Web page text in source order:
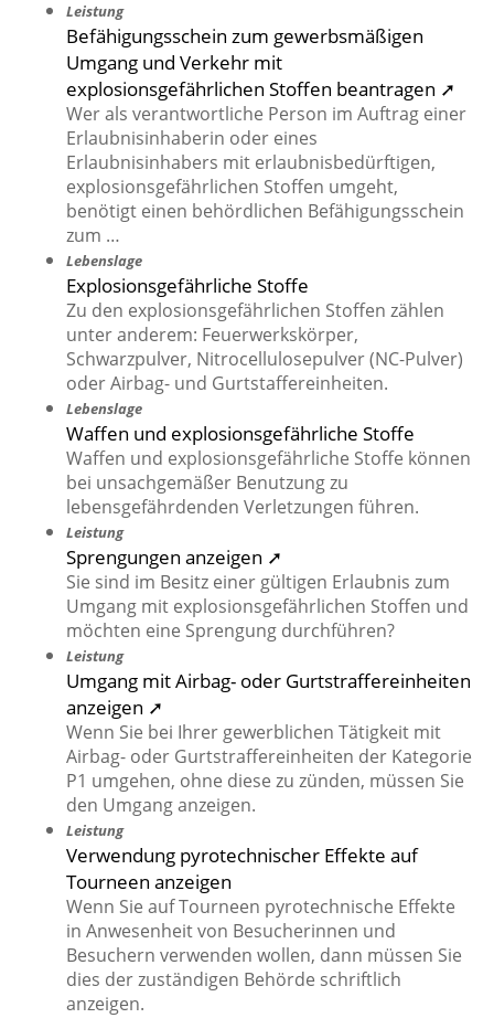
Leistung
Befähigungsschein zum gewerbsmäßigen
Umgang und Verkehr mit
explosionsgefährlichen Stoffen beantragen ➚
Wer als verantwortliche Person im Auftrag einer
Erlaubnisinhaberin oder eines
Erlaubnisinhabers mit erlaubnisbedürftigen,
explosionsgefährlichen Stoffen umgeht,
benötigt einen behördlichen Befähigungsschein
zum …
Lebenslage
Explosionsgefährliche Stoffe
Zu den explosionsgefährlichen Stoffen zählen
unter anderem: Feuerwerkskörper,
Schwarzpulver, Nitrocellulosepulver (NC-Pulver)
oder Airbag- und Gurtstaffereinheiten.
Lebenslage
Waffen und explosionsgefährliche Stoffe
Waffen und explosionsgefährliche Stoffe können
bei unsachgemäßer Benutzung zu
lebensgefährdenden Verletzungen führen.
Leistung
Sprengungen anzeigen ➚
Sie sind im Besitz einer gültigen Erlaubnis zum
Umgang mit explosionsgefährlichen Stoffen und
möchten eine Sprengung durchführen?
Leistung
Umgang mit Airbag- oder Gurtstraffereinheiten
anzeigen ➚
Wenn Sie bei Ihrer gewerblichen Tätigkeit mit
Airbag- oder Gurtstraffereinheiten der Kategorie
P1 umgehen, ohne diese zu zünden, müssen Sie
den Umgang anzeigen.
Leistung
Verwendung pyrotechnischer Effekte auf
Tourneen anzeigen
Wenn Sie auf Tourneen pyrotechnische Effekte
in Anwesenheit von Besucherinnen und
Besuchern verwenden wollen, dann müssen Sie
dies der zuständigen Behörde schriftlich
anzeigen.